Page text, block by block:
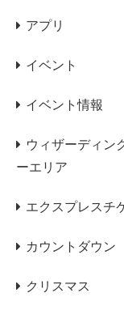
アプリ
イベント
イベント情報
ウィザーディン
ーエリア
エクスプレスチ
カウントダウン
クリスマス